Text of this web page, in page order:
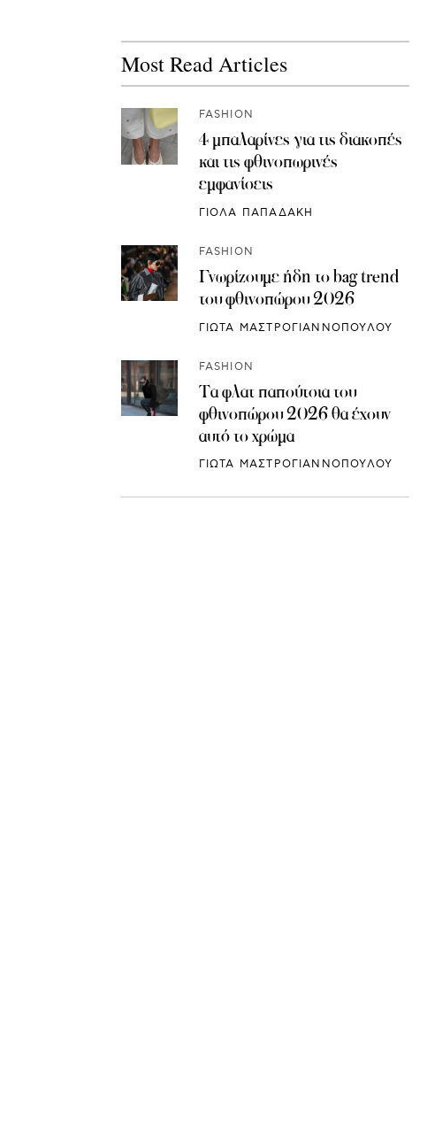
Most Read Articles
FASHION
4 μπαλαρίνες για τις διακοπές
και τις φθινοπωρινές
εμφανίσεις
ΓΙΟΛΑ ΠΑΠΑΔΑΚΗ
FASHION
Γνωρίζουμε ήδη το bag trend
του φθινοπώρου 2026
ΓΙΩΤΑ ΜΑΣΤΡΟΓΙΑΝΝΟΠΟΥΛΟΥ
FASHION
Τα φλατ παπούτσια του
φθινοπώρου 2026 θα έχουν
αυτό το χρώμα
ΓΙΩΤΑ ΜΑΣΤΡΟΓΙΑΝΝΟΠΟΥΛΟΥ